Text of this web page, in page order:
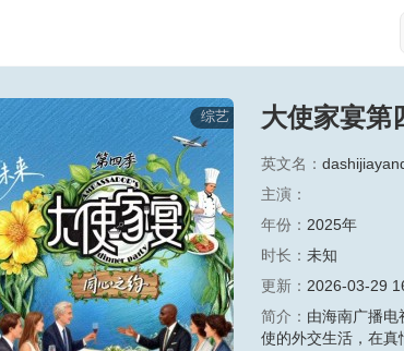
综艺 大使家宴第
英文名：
主演：
年份： 2025年
时长： 未知
更新： 2026-03-29
简介： 由海南广播
使的外交生活，在